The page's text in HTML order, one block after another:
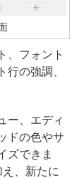
、フォント
の強調、
ー、エディ
ドの色やサ
ズできま
、新たに